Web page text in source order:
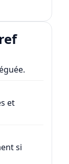
et
si